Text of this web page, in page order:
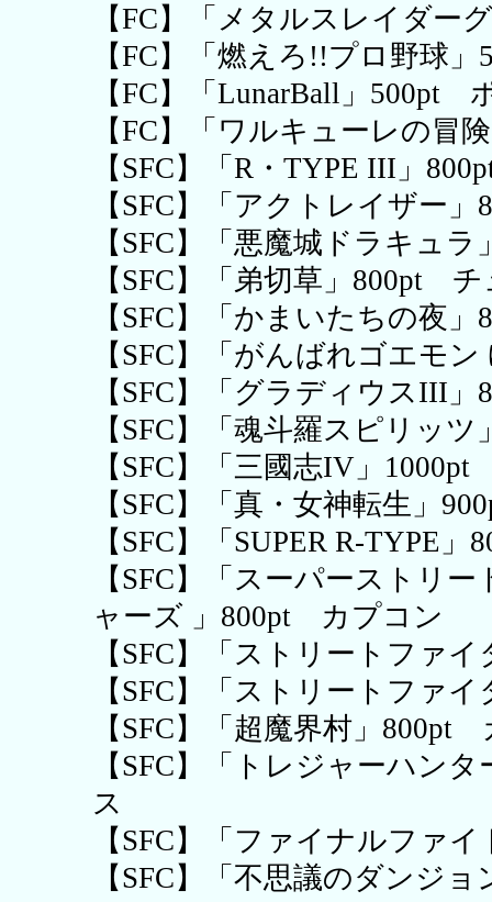
【FC】「メタルスレイダ
【FC】「燃えろ!!プロ野球
【FC】「LunarBall」500pt
【FC】「ワルキューレの
【SFC】「R・TYPE III」
【SFC】「アクトレイザー
【SFC】「悪魔城ドラキュ
【SFC】「弟切草」800pt
【SFC】「かまいたちの夜
【SFC】「がんばれゴエモ
【SFC】「グラディウスIII
【SFC】「魂斗羅スピリッ
【SFC】「三國志IV」
【SFC】「真・女神転生」
【SFC】「SUPER R-TYPE
【SFC】「スーパーストリ
ャーズ 」800pt カプコン
【SFC】「ストリートファ
【SFC】「ストリートファ
【SFC】「超魔界村」800pt
【SFC】「トレジャーハン
ス
【SFC】「ファイナルファ
【SFC】「不思議のダンジ